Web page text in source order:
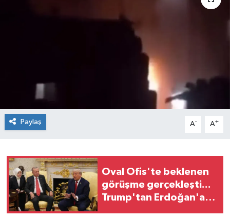
Paylaş A- A+
Oval Ofis'te beklenen
görüşme gerçekleşti...
Trump'tan Erdoğan'a